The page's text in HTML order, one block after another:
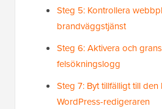
Steg 5: Kontrollera
brandväggstjänst
Steg 6: Aktivera och
felsökningslogg
Steg 7: Byt tillfälligt till den
WordPress-redigeraren